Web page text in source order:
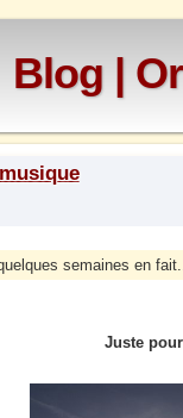
Blog |
semaines en
Juste